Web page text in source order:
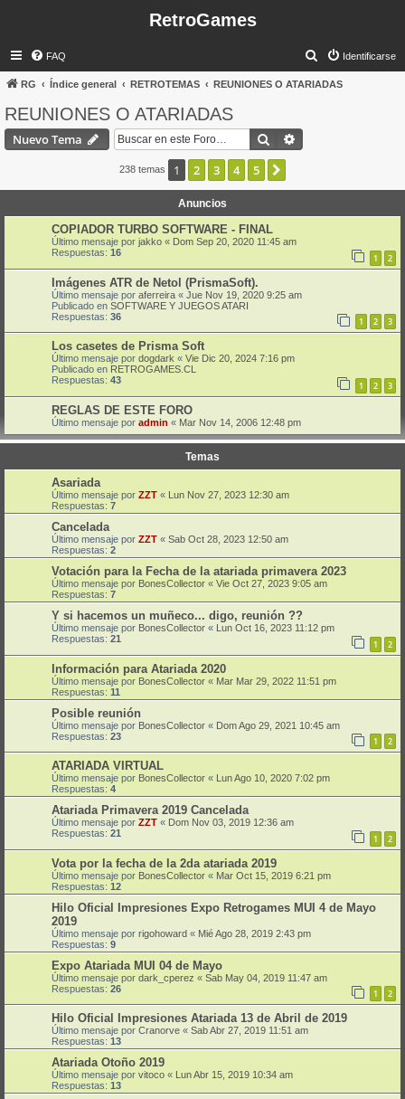
RetroGames
FAQ Identificarse
RG Índice general RETROTEMAS REUNIONES O ATARIADAS
REUNIONES O ATARIADAS
Nuevo Tema Buscar
238 temas 1 2 3 4 5
Anuncios
COPIADOR TURBO SOFTWARE - FINAL
Último mensaje por jakko « Dom Sep 20, 2020 11:45 am
Respuestas: 16 1 2
Imágenes ATR de Netol (PrismaSoft).
Último mensaje por aferreira « Jue Nov 19, 2020 9:25 am
Publicado en SOFTWARE Y JUEGOS ATARI
Respuestas: 36 1 2 3
Los casetes de Prisma Soft
Último mensaje por dogdark « Vie Dic 20, 2024 7:16 pm
Publicado en RETROGAMES.CL
Respuestas: 43 1 2 3
REGLAS DE ESTE FORO
Último mensaje por admin « Mar Nov 14, 2006 12:48 pm
Temas
Asariada
Último mensaje por ZZT « Lun Nov 27, 2023 12:30 am
Respuestas: 7
Cancelada
Último mensaje por ZZT « Sab Oct 28, 2023 12:50 am
Respuestas: 2
Votación para la Fecha de la atariada primavera 2023
Último mensaje por BonesCollector « Vie Oct 27, 2023 9:05 am
Respuestas: 7
Y si hacemos un muñeco... digo, reunión ??
Último mensaje por BonesCollector « Lun Oct 16, 2023 11:12 pm
Respuestas: 21 1 2
Información para Atariada 2020
Último mensaje por BonesCollector « Mar Mar 29, 2022 11:51 pm
Respuestas: 11
Posible reunión
Último mensaje por BonesCollector « Dom Ago 29, 2021 10:45 am
Respuestas: 23 1 2
ATARIADA VIRTUAL
Último mensaje por BonesCollector «
Lun Ago 10, 2020 7:02 pm
Respuestas: 4
Atariada Primavera 2019 Cancelada
Último mensaje por ZZT « Dom Nov 03, 2019 12:36 am
Respuestas: 21 1 2
Vota por la fecha de la 2da atariada 2019
Último mensaje por BonesCollector « Mar Oct 15, 2019 6:21 pm
Respuestas: 12
Hilo Oficial Impresiones Expo Retrogames MUI 4 de Mayo
2019
Último mensaje por rigohoward « Mié Ago 28, 2019 2:43 pm
Respuestas: 9
Expo Atariada MUI 04 de Mayo
Último mensaje por dark_cperez « Sab May 04, 2019 11:47 am
Respuestas: 26 1 2
Hilo Oficial Impresiones Atariada 13 de Abril de 2019
Último mensaje por Cranorve « Sab Abr 27, 2019 11:51 am
Respuestas: 13
Atariada Otoño 2019
Último mensaje por vitoco « Lun Abr 15, 2019 10:34 am
Respuestas: 13